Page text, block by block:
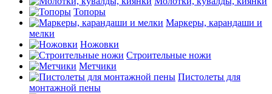
Топоры
Маркеры, карандаши и
мелки
Ножовки
Строительные ножи
Метчики
Пистолеты для
монтажной пены